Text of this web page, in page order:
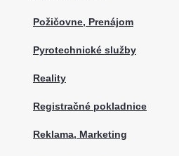
Požičovne, Prenájom
Pyrotechnické služby
Reality
Registračné pokladnice
Reklama, Marketing